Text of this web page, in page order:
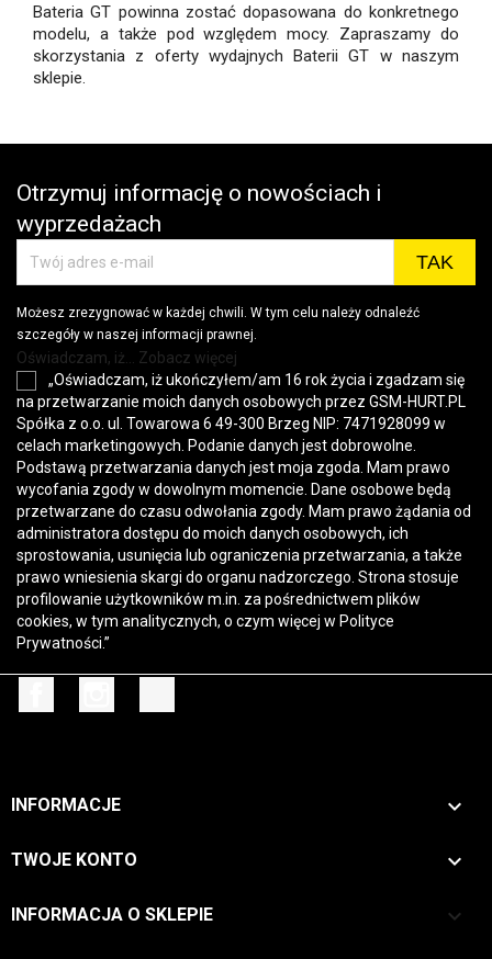
Bateria GT powinna zostać dopasowana do konkretnego
modelu, a także pod względem mocy. Zapraszamy do
skorzystania z oferty wydajnych Baterii GT w naszym
sklepie.
Otrzymuj informację o nowościach i
wyprzedażach
Możesz zrezygnować w każdej chwili. W tym celu należy odnaleźć
szczegóły w naszej informacji prawnej.
Oświadczam, iż... Zobacz więcej
„Oświadczam, iż ukończyłem/am 16 rok życia i zgadzam się
na przetwarzanie moich danych osobowych przez GSM-HURT.PL
Spółka z o.o. ul. Towarowa 6 49-300 Brzeg NIP: 7471928099 w
celach marketingowych. Podanie danych jest dobrowolne.
Podstawą przetwarzania danych jest moja zgoda. Mam prawo
wycofania zgody w dowolnym momencie. Dane osobowe będą
przetwarzane do czasu odwołania zgody. Mam prawo żądania od
administratora dostępu do moich danych osobowych, ich
sprostowania, usunięcia lub ograniczenia przetwarzania, a także
prawo wniesienia skargi do organu nadzorczego. Strona stosuje
profilowanie użytkowników m.in. za pośrednictwem plików
cookies, w tym analitycznych, o czym więcej w Polityce
Prywatności.”
INFORMACJE 
TWOJE KONTO 
INFORMACJA O SKLEPIE keyboard_arrow_down